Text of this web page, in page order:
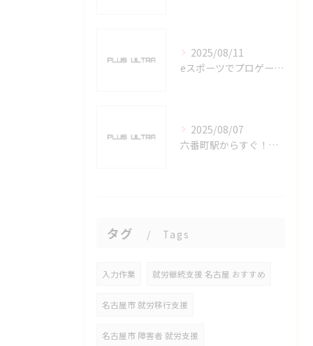
2025/08/11
eスポーツでプロゲーマーを目指す愛知県名古屋市の最新キャリアガイド
2025/08/07
六番町駅からすぐ！名古屋のeスポーツ施設で快適なプレイ環境を確保
タグ Tags
入力作業 就労継続支援 名古屋 おすすめ
名古屋市 就労移行支援
名古屋市 障害者 就労支援